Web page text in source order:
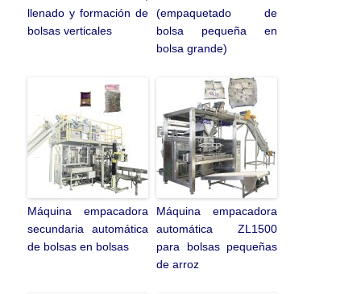
llenado y formación de
bolsas verticales
(empaquetado de
bolsa pequeña en
bolsa grande)
Máquina empacadora
secundaria automática
de bolsas en bolsas
Máquina empacadora
automática ZL1500
para bolsas pequeñas
de arroz